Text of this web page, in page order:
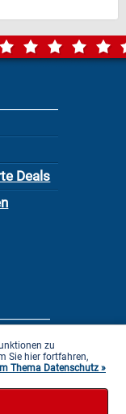
Deals
zu
Sie hier fortfahren,
Thema Datenschutz »